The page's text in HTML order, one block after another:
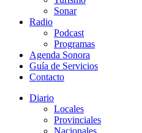
Sonar
Radio
Podcast
Programas
Agenda Sonora
Guía de Servicios
Contacto
Diario
Locales
Provinciales